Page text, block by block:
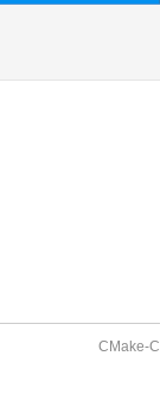
CMake-C